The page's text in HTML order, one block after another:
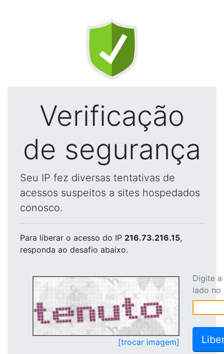
Verificação
de segurança
Seu IP fez diversas tentativas de
acessos suspeitos a sites hospedados
conosco.
Para liberar o acesso do IP 216.73.216.15,
responda ao desafio abaixo.
[trocar imagem]
Digite
lado no